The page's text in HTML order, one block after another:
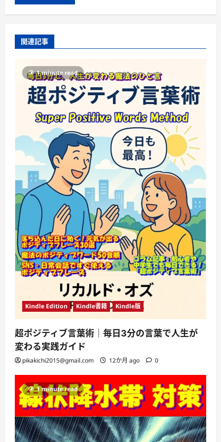
関連記事
1 minute read
Kindle Edition Kindle書籍 Kindle版
超ポジティブ言葉術｜毎日3分の言葉で人生が
変わる実践ガイド
pikakichi2015@gmail.com 12か月 ago 0
1 minute read